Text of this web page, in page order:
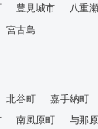
豊見城市 八重
宮古島
北谷町 嘉手納町
南風原町 与那